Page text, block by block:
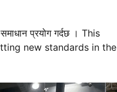
प्रयोग गर्दछ । This
new standards in the